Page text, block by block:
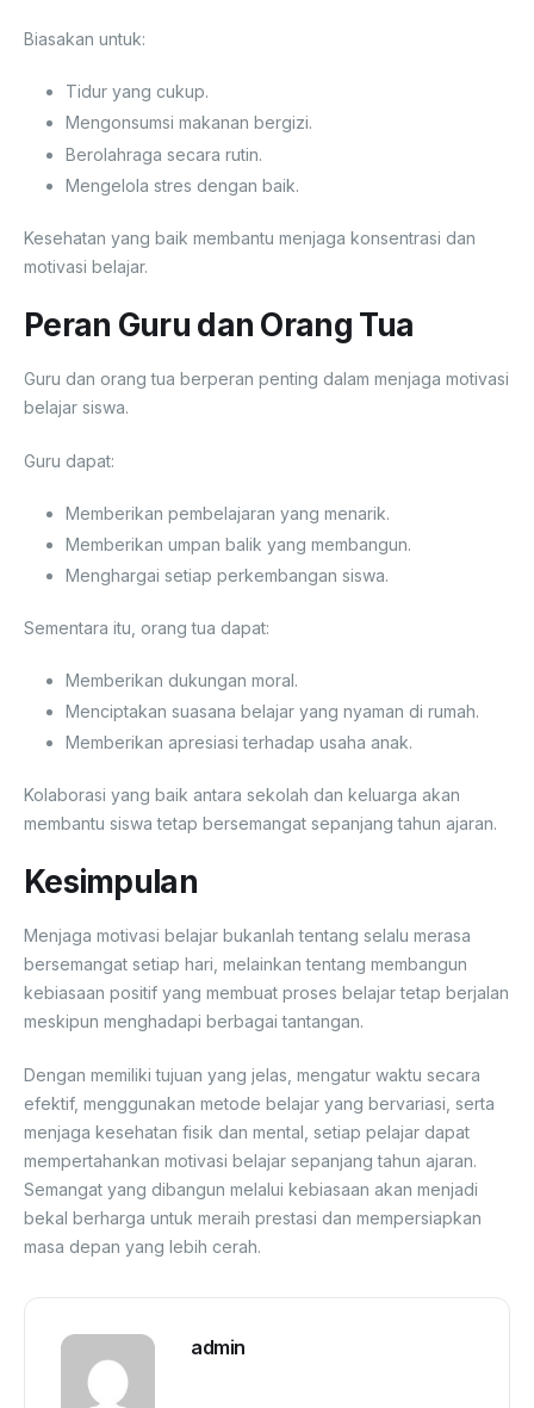
Biasakan untuk:
Tidur yang cukup.
Mengonsumsi makanan bergizi.
Berolahraga secara rutin.
Mengelola stres dengan baik.
Kesehatan yang baik membantu menjaga konsentrasi dan
motivasi belajar.
Peran Guru dan Orang Tua
Guru dan orang tua berperan penting dalam menjaga motivasi
belajar siswa.
Guru dapat:
Memberikan pembelajaran yang menarik.
Memberikan umpan balik yang membangun.
Menghargai setiap perkembangan siswa.
Sementara itu, orang tua dapat:
Memberikan dukungan moral.
Menciptakan suasana belajar yang nyaman di rumah.
Memberikan apresiasi terhadap usaha anak.
Kolaborasi yang baik antara sekolah dan keluarga akan
membantu siswa tetap bersemangat sepanjang tahun ajaran.
Kesimpulan
Menjaga motivasi belajar bukanlah tentang selalu merasa
bersemangat setiap hari, melainkan tentang membangun
kebiasaan positif yang membuat proses belajar tetap berjalan
meskipun menghadapi berbagai tantangan.
Dengan memiliki tujuan yang jelas, mengatur waktu secara
efektif, menggunakan metode belajar yang bervariasi, serta
menjaga kesehatan fisik dan mental, setiap pelajar dapat
mempertahankan motivasi belajar sepanjang tahun ajaran.
Semangat yang dibangun melalui kebiasaan akan menjadi
bekal berharga untuk meraih prestasi dan mempersiapkan
masa depan yang lebih cerah.
admin